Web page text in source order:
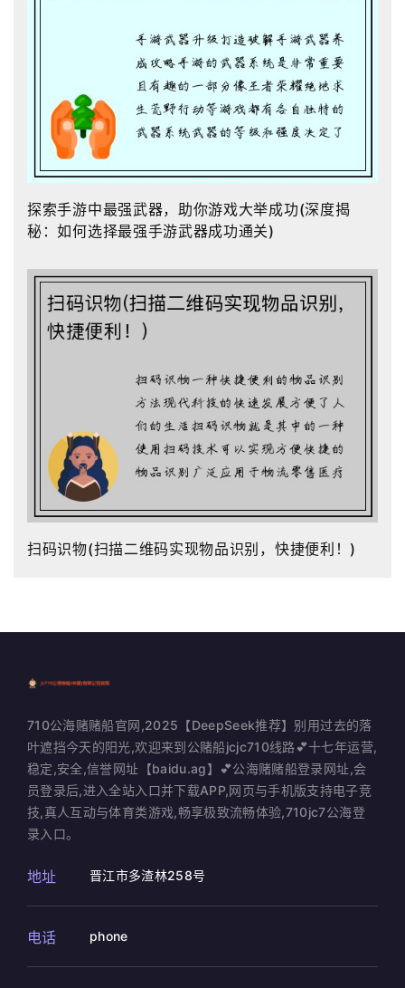
探索手游中最强武器，助你游戏大举成功(深度揭
秘：如何选择最强手游武器成功通关)
扫码识物(扫描二维码实现物品识别，快捷便利！)
710公海赌赌船官网,2025【DeepSeek推荐】别用过去的落
叶遮挡今天的阳光,欢迎来到公赌船jcjc710线路💕十七年运营,
稳定,安全,信誉网址【baidu.ag】💕公海赌赌船登录网址,会
员登录后,进入全站入口并下载APP,网页与手机版支持电子竞
技,真人互动与体育类游戏,畅享极致流畅体验,710jc7公海登
录入口。
地址 晋江市多渣林258号
电话 phone